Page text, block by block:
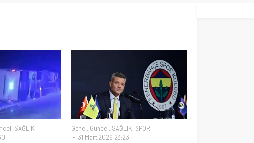
, SAĞLIK
Genel, Güncel, SAĞLIK, SPOR
31 Mart 2026 23:23